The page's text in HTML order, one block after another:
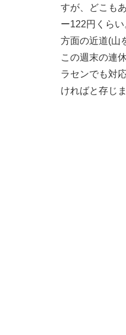
すが、どこも
ー122円くら
方面の近道(山
この週末の連
ラセンでも対
ければと存じ